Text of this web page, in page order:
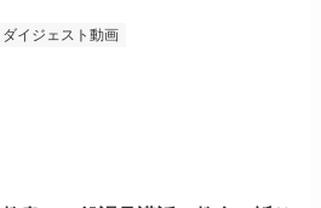
ダイジェスト動画